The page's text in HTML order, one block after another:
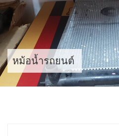
Skip
to
content
หม้อน้ำรถยนต์